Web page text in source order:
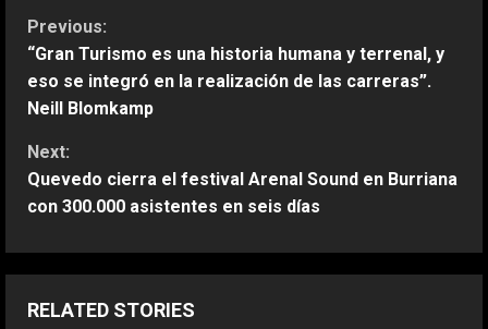
C
o
n
t
i
n
u
Previous:
“Gran Turismo es una historia humana y terrenal, y
eso se integró en la realización de las carreras”.
Neill Blomkamp
Next:
Quevedo cierra el festival Arenal Sound en Burriana
con 300.000 asistentes en seis días
RELATED STORIES